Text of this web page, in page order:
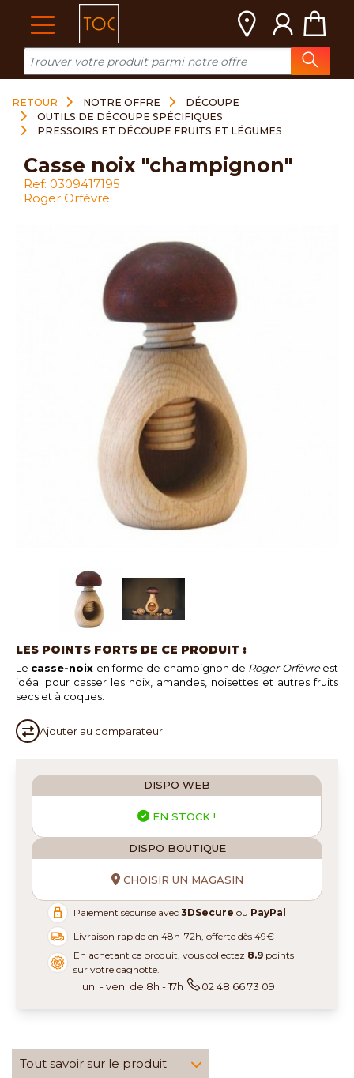
RETOUR NOTRE OFFRE
DÉCOUPE
OUTILS DE DÉCOUPE SPÉCIFIQUES
PRESSOIRS ET DÉCOUPE FRUITS ET LÉGUMES
LES POINTS FORTS DE CE PRODUIT :
Le casse-noix en forme de champignon de Roger Orfèvreest
idéal pour casser les noix, amandes, noisettes et autres fruits
secs et à coques.
Ajouter au comparateur
casse noix "champignon"
Ref: 0309417195
Roger Orfèvre
DISPO WEB
EN STOCK !
DISPO BOUTIQUE
CHOISIR UN MAGASIN
Paiement sécurisé avec3DSecure ou PayPal
Livraison rapide en 48h-72h, offerte dès 49€
En achetant ce produit, vous collectez 8.9 points
sur votre cagnotte.
lun. - ven. de 8h - 17h 02 48 66 73 09
Tout savoir sur le produit
Cookies management panel